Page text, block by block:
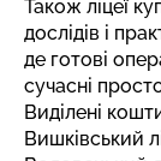
Також ліцеї
дослідів і
де готові
сучасні
Виділені
Вишківський